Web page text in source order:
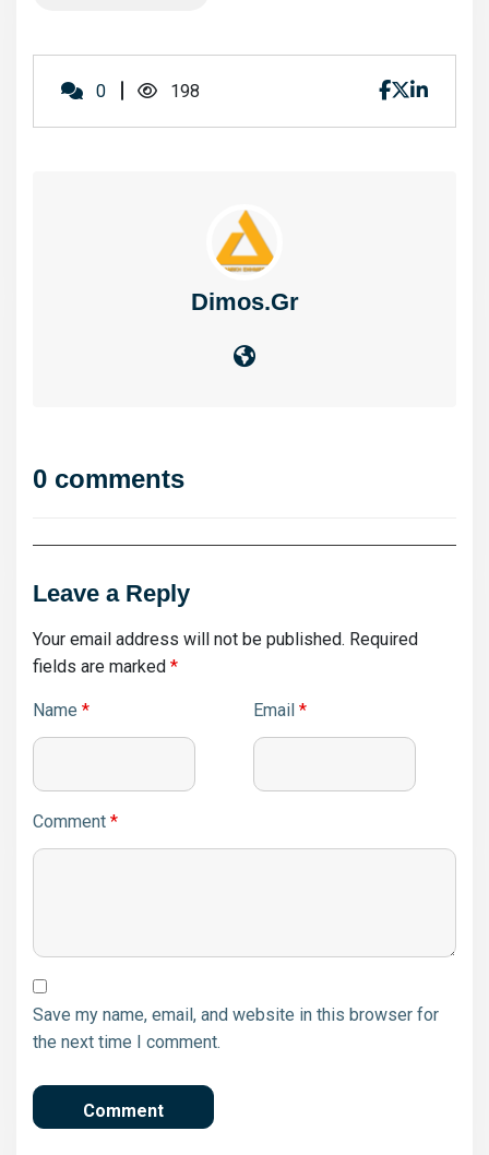
0 198
Dimos.gr
0 comments
Leave a Reply
Your email address will not be published. Required
fields are marked *
Name * Email *
Comment *
Save my name, email, and website in this browser for
the next time I comment.